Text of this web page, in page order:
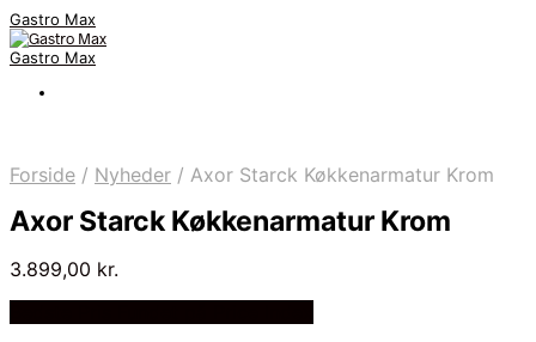
Gastro Max
Gastro Max
Forside / Nyheder / Axor Starck Køkkenarmatur Krom
Axor Starck Køkkenarmatur Krom
3.899,00 kr.